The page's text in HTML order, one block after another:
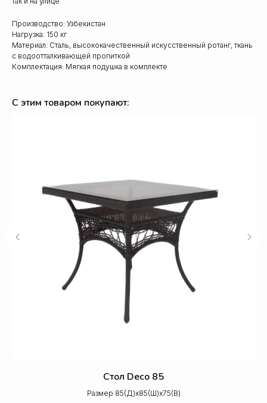
Производство: Узбекистан
Нагрузка: 150 кг
Материал: Сталь, высококачественный искусственный ротанг, ткань
с водоотталкивающей пропиткой
Комплектация: Мягкая подушка в комплекте
С этим товаром покупают:
Стол Deco 85
Размер 85(Д)х85(Ш)х75(В)